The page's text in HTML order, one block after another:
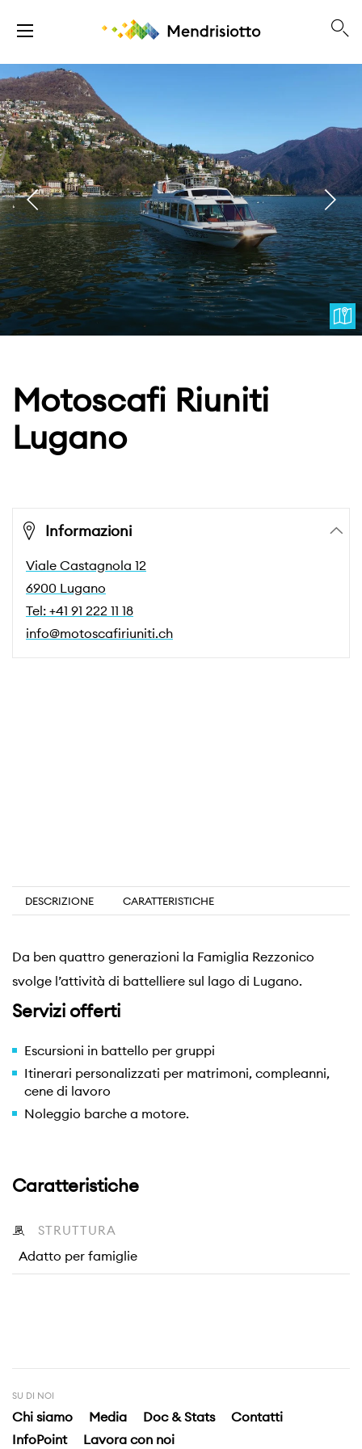
Motoscafi Riuniti
Lugano
Informazioni
Viale Castagnola 12
6900 Lugano
Tel: +41 91 222 11 18
info@motoscafiriuniti.ch
DESCRIZIONE CARATTERISTICHE
Da ben quattro generazioni la Famiglia Rezzonico
svolge l’attività di battelliere sul lago di Lugano.
Servizi offerti
Escursioni in battello per gruppi
Itinerari personalizzati per matrimoni, compleanni,
cene di lavoro
Noleggio barche a motore.
Caratteristiche
STRUTTURA
Adatto per famiglie
SU DI NOI
Chi siamo Media Doc & Stats
Contatti
InfoPoint
Lavora con noi